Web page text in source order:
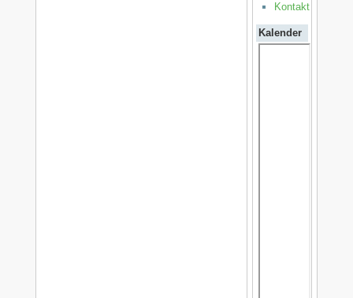
Kontakt
Kalender